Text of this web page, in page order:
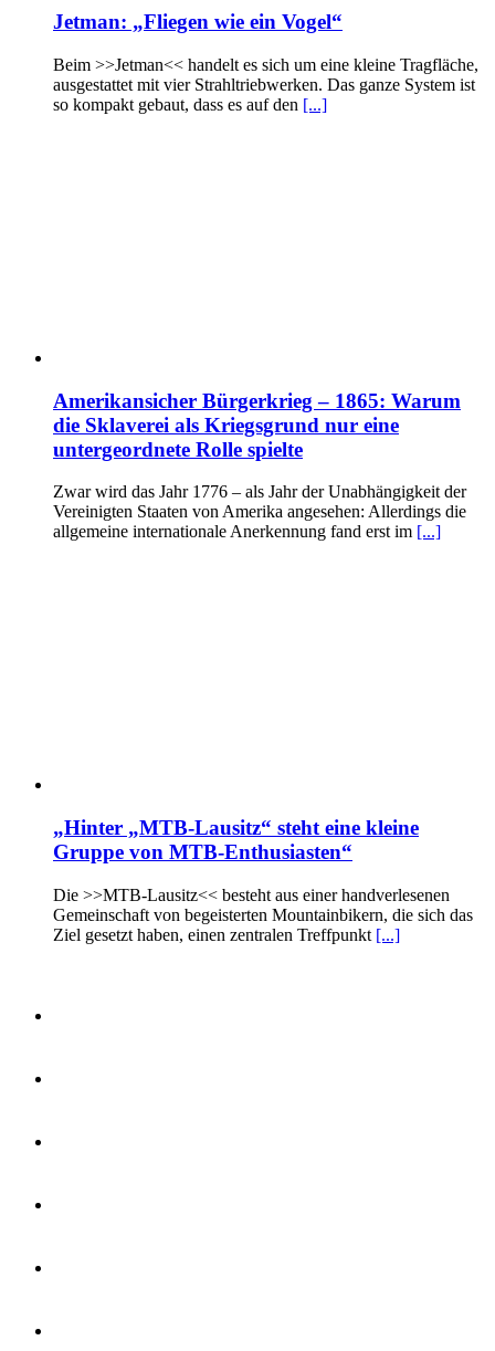
Jetman: „Fliegen wie ein Vogel“
Beim >>Jetman<< handelt es sich um eine kleine Tragfläche,
ausgestattet mit vier Strahltriebwerken. Das ganze System ist
so kompakt gebaut, dass es auf den [...]
Amerikansicher Bürgerkrieg – 1865: Warum
die Sklaverei als Kriegsgrund nur eine
untergeordnete Rolle spielte
Zwar wird das Jahr 1776 – als Jahr der Unabhängigkeit der
Vereinigten Staaten von Amerika angesehen: Allerdings die
allgemeine internationale Anerkennung fand erst im [...]
„Hinter „MTB-Lausitz“ steht eine kleine
Gruppe von MTB-Enthusiasten“
Die >>MTB-Lausitz<< besteht aus einer handverlesenen
Gemeinschaft von begeisterten Mountainbikern, die sich das
Ziel gesetzt haben, einen zentralen Treffpunkt [...]